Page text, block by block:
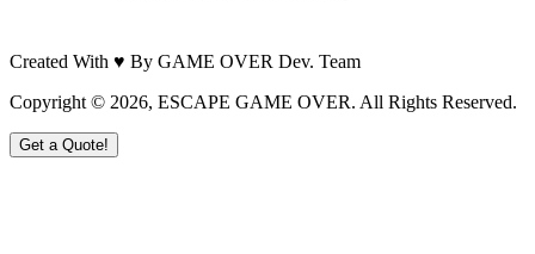
Created With ♥ By GAME OVER Dev. Team
Copyright © 2026, ESCAPE GAME OVER. All Rights Reserved.
Get a Quote!